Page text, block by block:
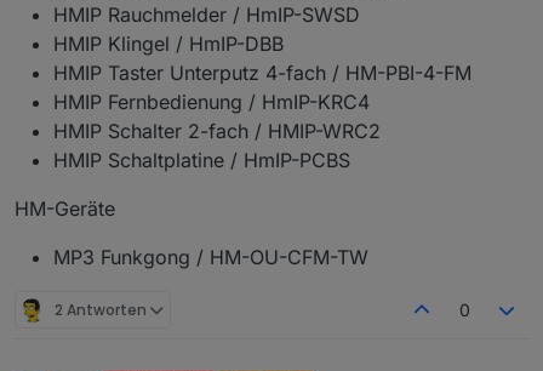
HMIP Rauchmelder / HmIP-SWSD
HMIP Klingel / HmIP-DBB
HMIP Taster Unterputz 4-fach / HM-PBI-4-FM
HMIP Fernbedienung / HmIP-KRC4
HMIP Schalter 2-fach / HMIP-WRC2
HMIP Schaltplatine / HmIP-PCBS
HM-Geräte
MP3 Funkgong / HM-OU-CFM-TW
2 Antworten 0